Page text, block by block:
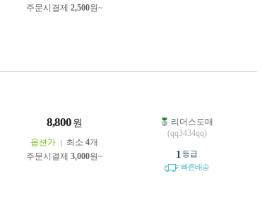
주문시결제 2,500원~
8,800 원
옵션가 최소 4개
주문시결제 3,000원~
리더스도매
(qq3434qq)
1 등급
빠른배송